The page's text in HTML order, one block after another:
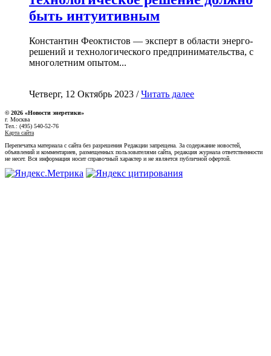
быть интуитивным
Константин Феоктистов — эксперт в области энерго-
решений и технологического предпринимательства, с
многолетним опытом...
Четверг, 12 Октябрь 2023 /Читать далее
© 2026 «Новости энеретики»
г. Москва
Тел.: (495) 540-52-76
Карта сайта
Перепечатка материала с сайта без разрешения Редакции запрещена. За содержание новостей,
объявлений и комментариев, размещенных пользователями сайта, редакция журнала ответственности
не несет. Вся информация носит справочный характер и не является публичной офертой.